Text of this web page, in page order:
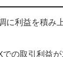
に利益を積み
での取引利益が